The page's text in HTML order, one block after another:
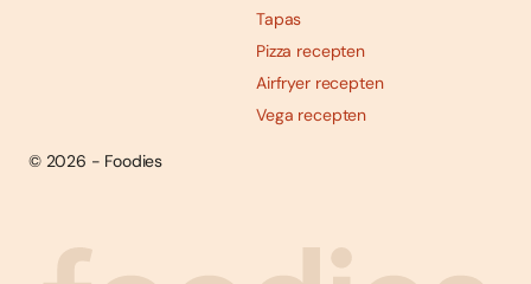
Abonneren
Tapas
Pizza recepten
Airfryer recepten
Vega recepten
© 2026 - Foodies